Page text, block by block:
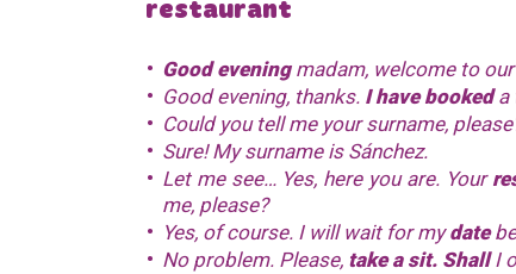
restaurant
Good eveningmadam, welcome to our
Good evening, thanks.I have bookeda
Could you tell me your surname,
Sure! My surname is Sánchez.
Let me see… Yes, here you are. Your
me, please?
Yes, of course. I will wait for mydate
No problem. Please,take a sit. ShallI